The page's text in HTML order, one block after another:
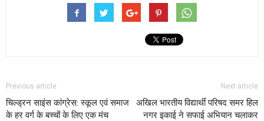
Previous article
चिल्ड्रन साइंस कांग्रेस: स्कूल एवं समाज
के हर वर्ग के बच्चों के लिए एक मंच
Next article
अखिल भारतीय विद्यार्थी परिषद समर हिल
नगर इकाई ने सफाई अभियान चलाकर